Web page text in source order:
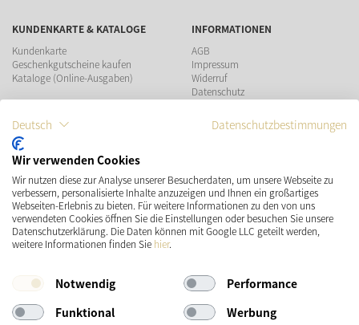
KUNDENKARTE & KATALOGE
Kundenkarte
Geschenkgutscheine kaufen
Kataloge (Online-Ausgaben)
INFORMATIONEN
AGB
Impressum
Widerruf
Datenschutz
ZAHLUNGSMÖGLICHKEITEN
VERSAND SOCIAL MEDIA
Deutsch Datenschutzbestimmungen
Wir verwenden Cookies
Wir nutzen diese zur Analyse unserer Besucherdaten, um unsere Webseite zu
verbessern, personalisierte Inhalte anzuzeigen und Ihnen ein großartiges
Webseiten-Erlebnis zu bieten. Für weitere Informationen zu den von uns
verwendeten Cookies öffnen Sie die Einstellungen oder besuchen Sie unsere
Datenschutzerklärung. Die Daten können mit Google LLC geteilt werden,
weitere Informationen finden Sie hier.
Notwendig
Performance
Funktional
Werbung